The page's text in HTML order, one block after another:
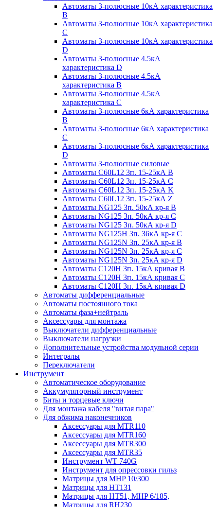
Автоматы 3-полюсные 10кА характеристика
B
Автоматы 3-полюсные 10кА характеристика
C
Автоматы 3-полюсные 10кА характеристика
D
Автоматы 3-полюсные 4.5кА
характеристика D
Автоматы 3-полюсные 4.5кА
характеристика В
Автоматы 3-полюсные 4.5кА
характеристика С
Автоматы 3-полюсные 6кА характеристика
B
Автоматы 3-полюсные 6кА характеристика
C
Автоматы 3-полюсные 6кА характеристика
D
Автоматы 3-полюсные силовые
Автоматы C60L12 3п. 15-25кА B
Автоматы C60L12 3п. 15-25кА C
Автоматы C60L12 3п. 15-25кА K
Автоматы C60L12 3п. 15-25кА Z
Автоматы NG125 3п. 50кА кр-я B
Автоматы NG125 3п. 50кА кр-я C
Автоматы NG125 3п. 50кА кр-я D
Автоматы NG125H 3п. 36кА кр-я C
Автоматы NG125N 3п. 25кА кр-я B
Автоматы NG125N 3п. 25кА кр-я C
Автоматы NG125N 3п. 25кА кр-я D
Автоматы С120Н 3п. 15кА кривая B
Автоматы С120Н 3п. 15кА кривая C
Автоматы С120Н 3п. 15кА кривая D
Автоматы дифференциальные
Автоматы постоянного тока
Автоматы фаза+нейтраль
Аксессуары для монтажа
Выключатели дифференциальные
Выключатели нагрузки
Дополнительные устройства модульной серии
Интегралы
Переключатели
Инструмент
Автоматическое оборудование
Аккумуляторный инструмент
Биты и торцевые ключи
Для монтажа кабеля "витая пара"
Для обжима наконечников
Аксессуары для MTR110
Аксессуары для MTR160
Аксессуары для MTR300
Аксессуары для MTR35
Инструмент WT 740G
Инструмент для опрессовки гильз
Матрицы для MHP 10/300
Матрицы для НТ131
Матрицы для НТ51, MHP 6/185,
Матрицы для RH230